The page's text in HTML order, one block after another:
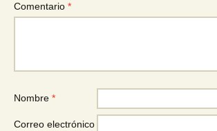
Comentario *
Nombre *
Correo electrónico